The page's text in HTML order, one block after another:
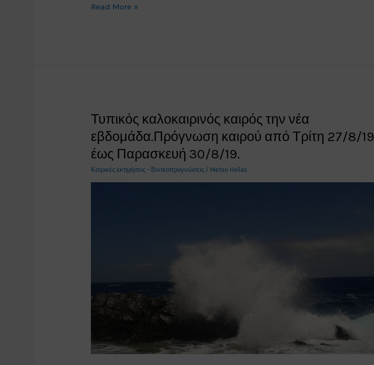
Πρόγνωση
Read More »
Τυπικός καλοκαιρινός καιρός την νέα
εβδομάδα.Πρόγνωση καιρού από Τρίτη 27/8/19
έως Παρασκευή 30/8/19.
Καιρικές εκτιμήσεις - Βιντεοπρογνώσεις / Meteo Hellas